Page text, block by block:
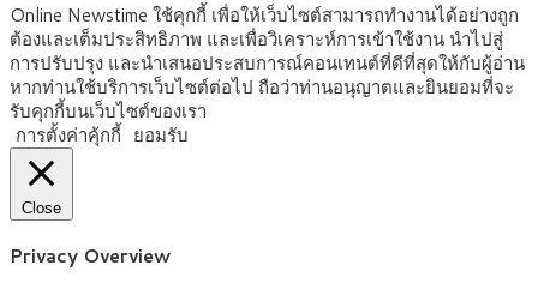
Online Newstime ใช้คุกกี้ เพื่อให้เว็บไซต์สามารถทำงานได้อย่างถูก
ต้องและเต็มประสิทธิภาพ และเพื่อวิเคราะห์การเข้าใช้งาน นำไปสู่
การปรับปรุง และนำเสนอประสบการณ์คอนเทนต์ที่ดีที่สุดให้กับผู้อ่าน
หากท่านใช้บริการเว็บไซต์ต่อไป ถือว่าท่านอนุญาตและยินยอมที่จะ
รับคุกกี้บนเว็บไซต์ของเรา
การตั้งค่าคุ้กกี้ ยอมรับ
Close
Privacy Overview